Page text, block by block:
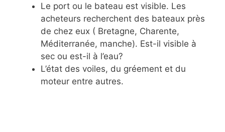
Le port ou le bateau est visible. Les
acheteurs recherchent des bateaux près
de chez eux ( Bretagne, Charente,
Méditerranée, manche). Est-il visible à
sec ou est-il à l’eau?
L’état des voiles, du gréement et du
moteur entre autres.